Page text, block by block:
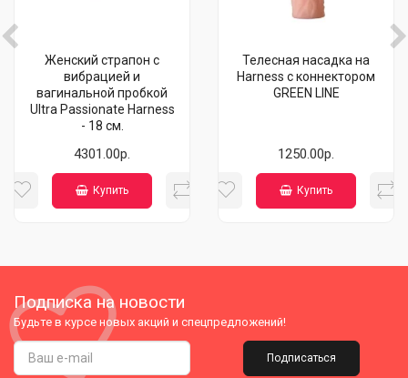
Женский страпон с
вибрацией и
вагинальной пробкой
Ultra Passionate Harness
- 18 см.
4301.00р.
Купить
Телесная насадка на
Harness с коннектором
GREEN LINE
1250.00р.
Купить
Подписка на новости
Будьте в курсе новых акций и спецпредложений!
Подписаться